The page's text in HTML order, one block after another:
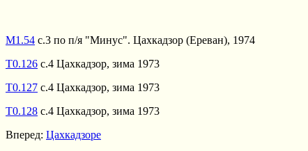
М1.54 с.3 по п/я "Минус". Цахкадзор (Ереван), 1974
Т0.126 с.4 Цахкадзор, зима 1973
Т0.127 с.4 Цахкадзор, зима 1973
Т0.128 с.4 Цахкадзор, зима 1973
Вперед: Цахкадзоре